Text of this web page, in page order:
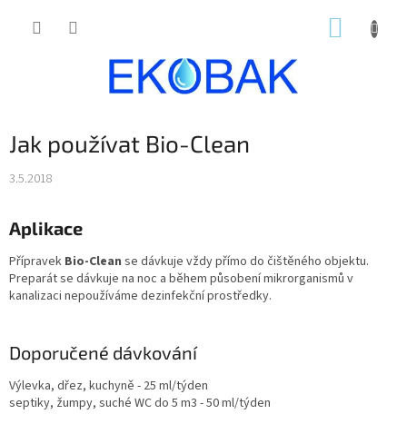
Jak používat Bio-Clean
3.5.2018
Aplikace
Přípravek Bio-Clean se dávkuje vždy přímo do čištěného objektu.
Preparát se dávkuje na noc a během působení mikrorganismů v
kanalizaci nepoužíváme dezinfekční prostředky.
Doporučené dávkování
Výlevka, dřez, kuchyně - 25 ml/týden
septiky, žumpy, suché WC do 5 m3 - 50 ml/týden